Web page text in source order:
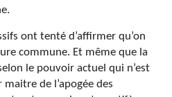
ont tenté d’affirmer qu’on
commune. Et même que la
le pouvoir actuel qui n’est
de l’apogée des